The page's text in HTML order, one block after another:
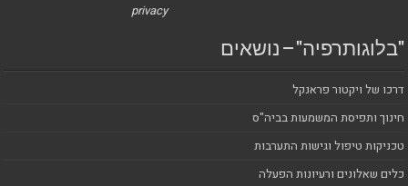
privacy
"בלוגותרפיה" – נושאים
דרכו של ויקטור פראנקל
חינוך ותפיסת המשמעות בביה"ס
טכניקות טיפול וגישות התערבות
כלים שאלונים ורעיונות הפעלה